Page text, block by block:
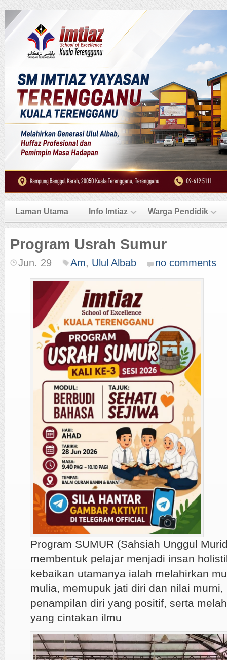
Laman Utama Info Imtiaz Warga Pendidik
Program Usrah Sumur
Jun. 29 Am, Ulul Albab no comments
Program SUMUR (Sahsiah Unggul
membentuk pelajar menjadi insan
kebaikan utamanya ialah melahirkan
mulia, memupuk jati diri dan nilai murni,
penampilan diri yang positif, serta
yang cintakan ilmu